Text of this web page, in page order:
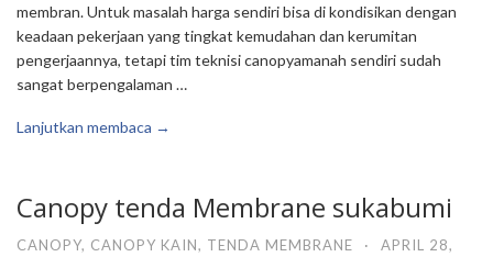
membran. Untuk masalah harga sendiri bisa di kondisikan dengan
keadaan pekerjaan yang tingkat kemudahan dan kerumitan
pengerjaannya, tetapi tim teknisi canopyamanah sendiri sudah
sangat berpengalaman …
Lanjutkan membaca →
Canopy tenda Membrane sukabumi
CANOPY, CANOPY KAIN, TENDA MEMBRANE ·
APRIL 28,